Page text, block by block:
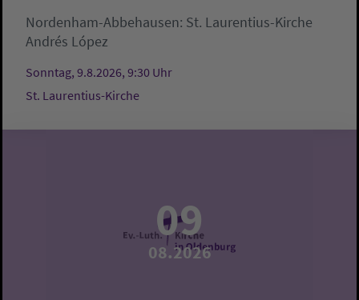
Nordenham-Abbehausen: St. Laurentius-Kirche
Andrés López
Sonntag, 9.8.2026, 9:30 Uhr
St. Laurentius-Kirche
09
08.2026